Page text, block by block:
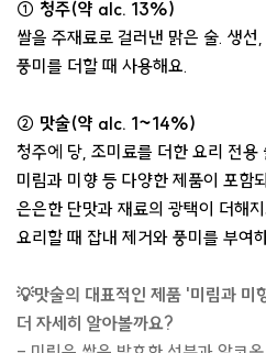
① 청주(약 alc. 13%)
쌀을 주재료로 걸러낸 맑은 술. 생선
풍미를 더할 때 사용해요.
② 맛술(약 alc. 1~14%)
청주에 당, 조미료를 더한 요리 전용
미림과 미향 등 다양한 제품이 포함
은은한 단맛과 재료의 광택이 더해
요리할 때 잡내 제거와 풍미를 부여
💡맛술의 대표적인 제품 '미림과 미
더 자세히 알아볼까요?